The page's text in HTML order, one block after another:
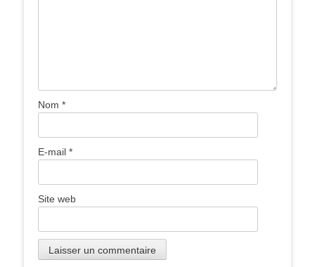
Nom *
E-mail *
Site web